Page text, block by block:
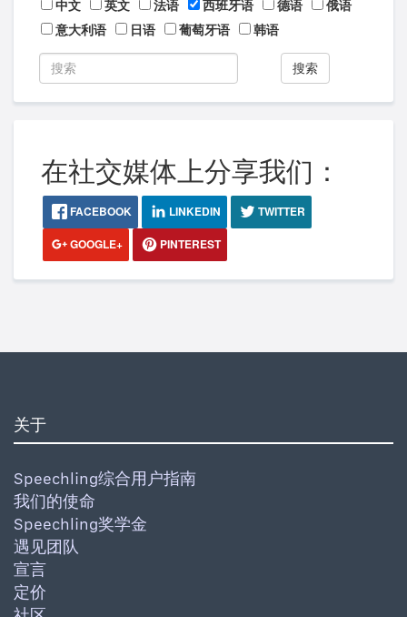
中文
英文 法语 西班牙语 德语
俄语
意大利语
日语 葡萄牙语 韩语
搜索
在社交媒体上分享我们：
FACEBOOK LINKEDIN
TWITTER
GOOGLE+
PINTEREST
关于
Speechling综合用户指南
我们的使命
Speechling奖学金
遇见团队
宣言
定价